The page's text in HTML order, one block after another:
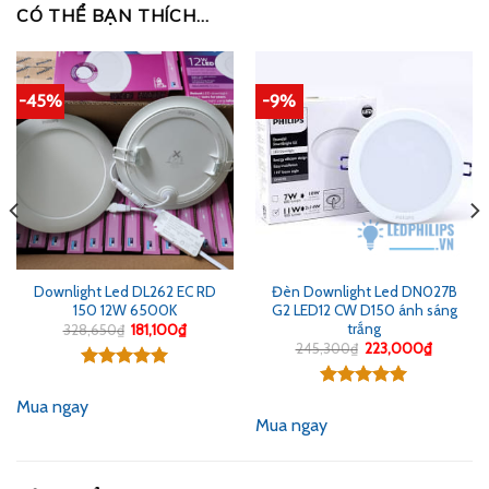
CÓ THỂ BẠN THÍCH…
-45%
Downlight Led DL262 EC RD
150 12W 6500K
328,650₫ Giá
gốc
là:
181,100₫Giá
hiện
5 sao
Mua ngay
-9%
Đèn Downlight Led DN027B
G2 LED12 CW D150 ánh sáng
trắng
245,300₫ Giá
gốc
là:
223,000₫Giá
hiện
5 sao
Mua ngay